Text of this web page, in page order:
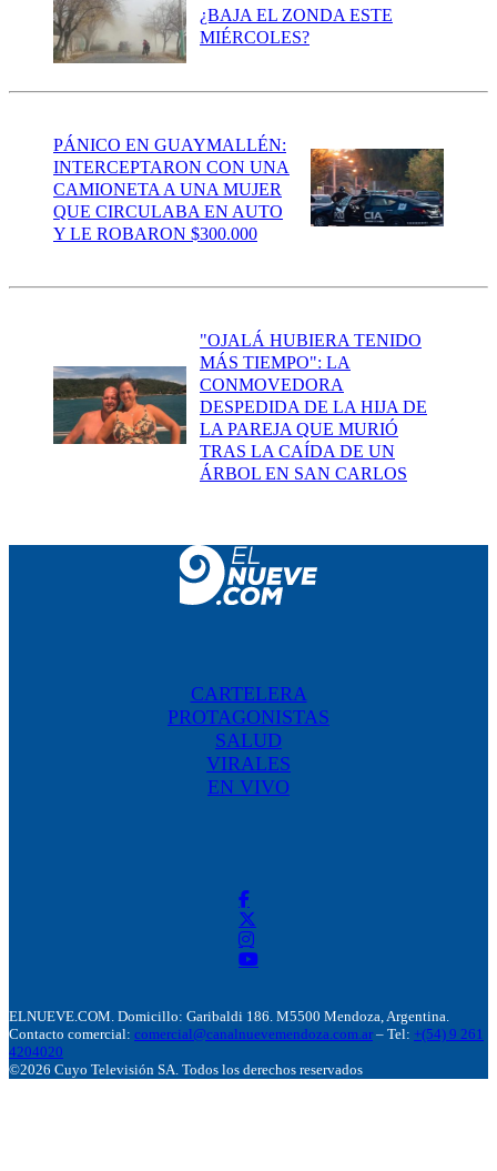
¿BAJA EL ZONDA ESTE
MIÉRCOLES?
PÁNICO EN GUAYMALLÉN:
INTERCEPTARON CON UNA
CAMIONETA A UNA MUJER
QUE CIRCULABA EN AUTO
Y LE ROBARON $300.000
"OJALÁ HUBIERA TENIDO
MÁS TIEMPO": LA
CONMOVEDORA
DESPEDIDA DE LA HIJA DE
LA PAREJA QUE MURIÓ
TRAS LA CAÍDA DE UN
ÁRBOL EN SAN CARLOS
CARTELERA
PROTAGONISTAS
SALUD
VIRALES
EN VIVO
ELNUEVE.COM. Domicillo: Garibaldi 186. M5500 Mendoza, Argentina.
Contacto comercial: comercial@canalnuevemendoza.com.ar – Tel: +(54) 9 261
4204020
©2026 Cuyo Televisión SA. Todos los derechos reservados